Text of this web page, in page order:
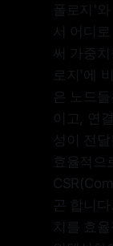
폴로지'
서 어디
써 가중
로지'에
은 노드
이고, 연
성이 전
효율적으
곤 합니
치를 효